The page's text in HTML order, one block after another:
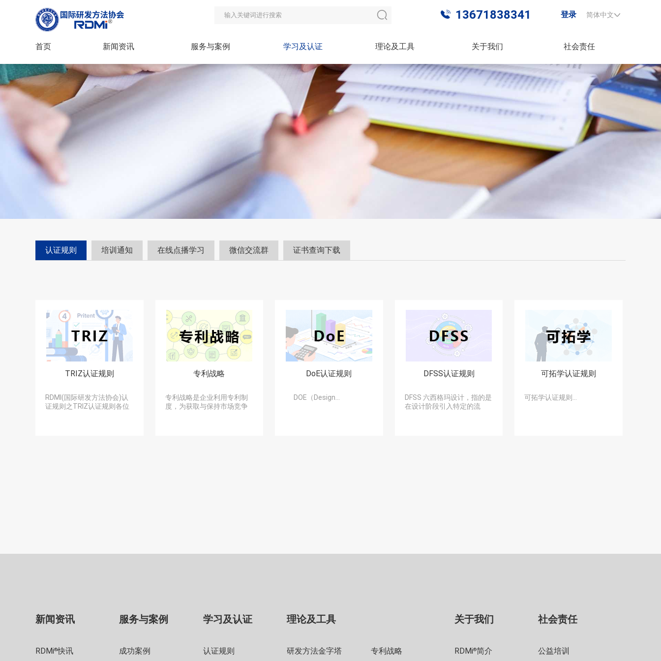
13671838341 登录 简体中文
首页 新闻资讯 服务与案例 学习及认证 理论及工具 关于我们 社会责任
认证规则 培训通知 在线点播学习 微信交流群 证书查询下载
TRIZ认证规则
RDMI(国际研发方法协会)认
证规则之TRIZ认证规则各位
专利战略
专利战略是企业利用专利制
度，为获取与保持市场竞争
DoE认证规则
DOE（Design...
DFSS认证规则
DFSS 六西格玛设计，指的是
在设计阶段引入特定的流
可拓学认证规则
可拓学认证规则...
新闻资讯
RDMi®快讯
服务与案例
成功案例
学习及认证
认证规则
理论及工具
研发方法金字塔
专利战略
关于我们
RDMi®简介
社会责任
公益培训